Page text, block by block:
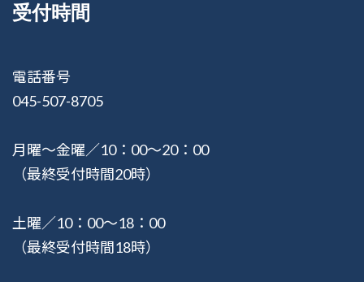
受付時間
電話番号
045-507-8705
月曜〜金曜／10：00〜20：00
（最終受付時間20時）
土曜／10：00〜18：00
（最終受付時間18時）